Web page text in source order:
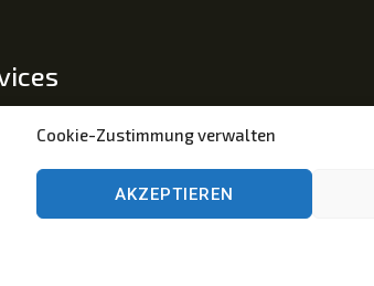
Cookie-Zustimmung verwalten
AKZEPTIEREN
Richtlinie (EU)